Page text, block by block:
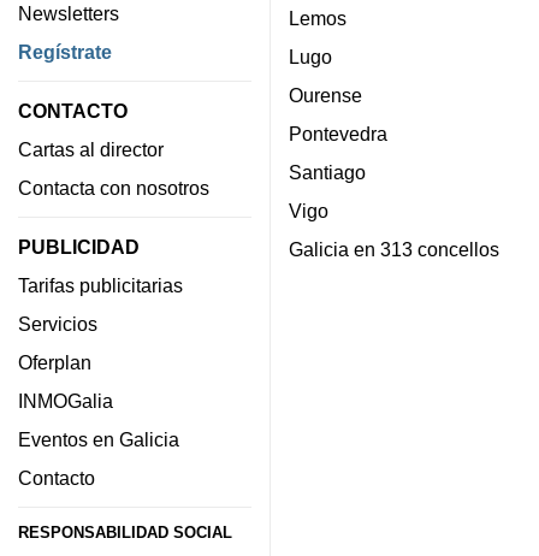
Newsletters
Regístrate
CONTACTO
Cartas al director
Contacta con nosotros
PUBLICIDAD
Tarifas publicitarias
Servicios
Oferplan
INMOGalia
Eventos en Galicia
Contacto
RESPONSABILIDAD SOCIAL
Lemos
Lugo
Ourense
Pontevedra
Santiago
Vigo
Galicia en 313 concellos